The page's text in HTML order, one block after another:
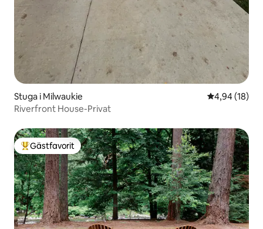
Stuga i Milwaukie 4,94 av 5 i
4,94 (18)
Riverfront House-Privat
Populär gästfavorit
Gästfavorit